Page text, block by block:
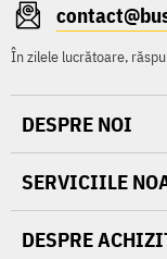
În zilele lucrătoare,
DESPRE NOI
SERVICIILE
DESPRE